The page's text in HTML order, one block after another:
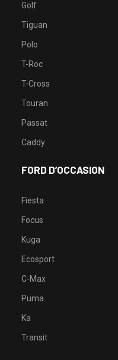
Golf
Tiguan
Polo
T-Roc
T-Cross
Touran
Passat
Caddy
FORD D’OCCASION
Fiesta
Focus
Kuga
Ecosport
C-Max
Puma
Ka
Transit